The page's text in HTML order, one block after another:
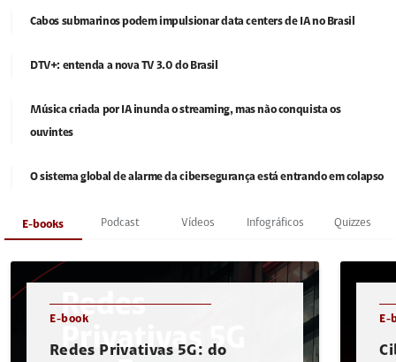
Cabos submarinos podem impulsionar data centers de IA no Brasil
DTV+: entenda a nova TV 3.0 do Brasil
Música criada por IA inunda o streaming, mas não conquista os
ouvintes
O sistema global de alarme da cibersegurança está entrando em colapso
E-books Podcast Vídeos Infográficos Quizzes
E-book
Redes Privativas 5G: do
E-